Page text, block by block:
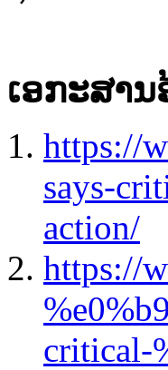
ເອກະສານ
https://
says-
action/
https://
critical-